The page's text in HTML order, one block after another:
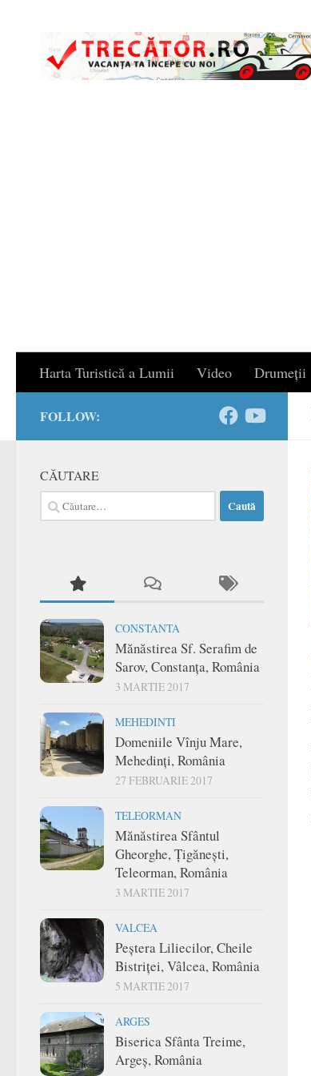
Harta Turistică a Lumii Video Drumeții
FOLLOW:
CĂUTARE
Caută
după:
CONSTANTA
Mănăstirea Sf. Serafim de
Sarov, Constanța, România
3 MARTIE 2017
MEHEDINTI
Domeniile Vînju Mare,
Mehedinți, România
27 FEBRUARIE 2017
TELEORMAN
Mănăstirea Sfântul
Gheorghe, Țigănești,
Teleorman, România
3 MARTIE 2017
VALCEA
Peștera Liliecilor, Cheile
Bistriței, Vâlcea, România
5 MARTIE 2017
ARGES
Biserica Sfânta Treime,
Argeș, România